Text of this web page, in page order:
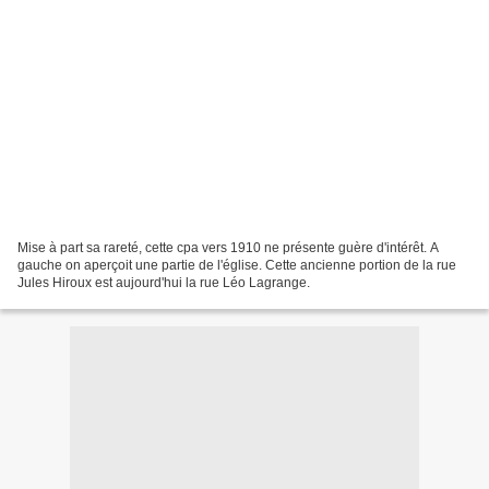
Mise à part sa rareté, cette cpa vers 1910 ne présente guère d'intérêt. A
gauche on aperçoit une partie de l'église. Cette ancienne portion de la rue
Jules Hiroux est aujourd'hui la rue Léo Lagrange.